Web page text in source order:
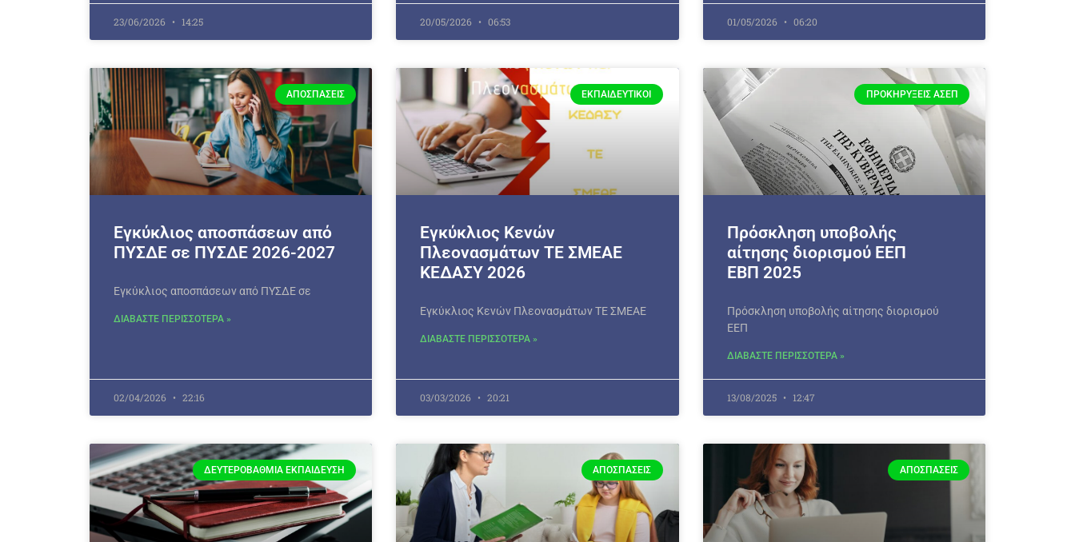
23/06/2026 14:25 20/05/2026 06:53 01/05/2026 06:20
ΑΠΟΣΠΆΣΕΙΣ
Εγκύκλιος αποσπάσεων από
ΠΥΣΔΕ σε ΠΥΣΔΕ 2026-2027
Εγκύκλιος αποσπάσεων από ΠΥΣΔΕ σε
ΔΙΑΒΑΣΤΕ ΠΕΡΙΣΣΟΤΕΡΑ »
02/04/2026 22:16
ΕΚΠΑΙΔΕΥΤΙΚΟΊ
Εγκύκλιος Κενών
Πλεονασμάτων ΤΕ ΣΜΕΑΕ
ΚΕΔΑΣΥ 2026
Εγκύκλιος Κενών Πλεονασμάτων ΤΕ ΣΜΕΑΕ
ΔΙΑΒΑΣΤΕ ΠΕΡΙΣΣΟΤΕΡΑ »
03/03/2026 20:21
ΠΡΟΚΗΡΎΞΕΙΣ ΑΣΕΠ
Πρόσκληση υποβολής
αίτησης διορισμού ΕΕΠ
ΕΒΠ 2025
Πρόσκληση υποβολής αίτησης διορισμού
ΕΕΠ
ΔΙΑΒΑΣΤΕ ΠΕΡΙΣΣΟΤΕΡΑ »
13/08/2025 12:47
ΔΕΥΤΕΡΟΒΆΘΜΙΑ ΕΚΠΑΊΔΕΥΣΗ ΑΠΟΣΠΆΣΕΙΣ ΑΠΟΣΠΆΣΕΙΣ